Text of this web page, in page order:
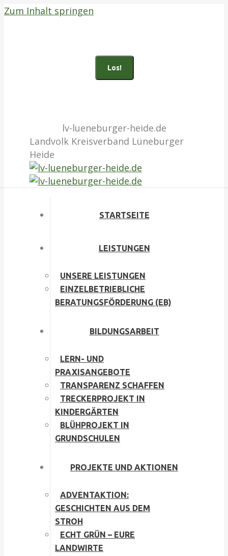
Zum Inhalt springen
lv-lueneburger-heide.de
Landvolk Kreisverband Lüneburger
Heide
STARTSEITE
LEISTUNGEN
UNSERE LEISTUNGEN
EINZELBETRIEBLICHE
BERATUNGSFÖRDERUNG (EB)
BILDUNGSARBEIT
LERN- UND
PRAXISANGEBOTE
TRANSPARENZ SCHAFFEN
TRECKERPROJEKT IN
KINDERGÄRTEN
BLÜHPROJEKT IN
GRUNDSCHULEN
PROJEKTE UND AKTIONEN
ADVENTAKTION:
GESCHICHTEN AUS DEM
STROH
ECHT GRÜN – EURE
LANDWIRTE